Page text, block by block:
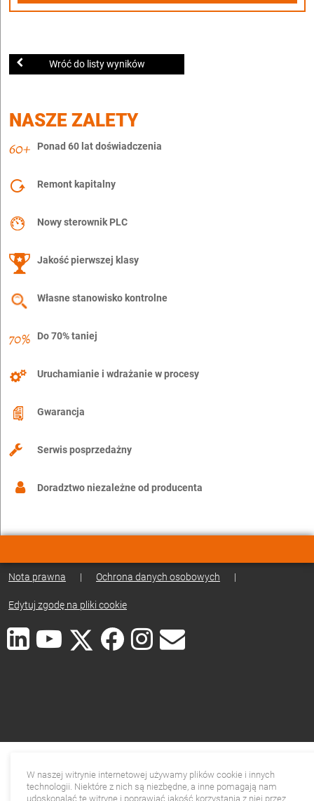
Wróć do listy wyników
NASZE ZALETY
Ponad 60 lat doświadczenia
Remont kapitalny
Nowy sterownik PLC
Jakość pierwszej klasy
Własne stanowisko kontrolne
Do 70% taniej
Uruchamianie i wdrażanie w procesy
Gwarancja
Serwis posprzedażny
Doradztwo niezależne od producenta
Nota prawna | Ochrona danych osobowych |
Edytuj zgodę na pliki cookie
W naszej witrynie internetowej używamy plików cookie i innych
technologii. Niektóre z nich są niezbędne, a inne pomagają nam
udoskonalać tę witrynę i poprawiać jakość korzystania z niej przez